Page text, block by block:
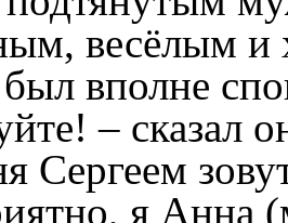
весёлым
вполне
–
Сергеем
я Анна